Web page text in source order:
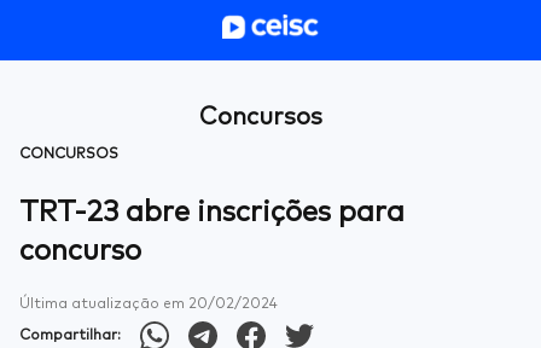
Concursos
CONCURSOS
TRT-23 abre inscrições para
concurso
Última atualização em 20/02/2024
Compartilhar: